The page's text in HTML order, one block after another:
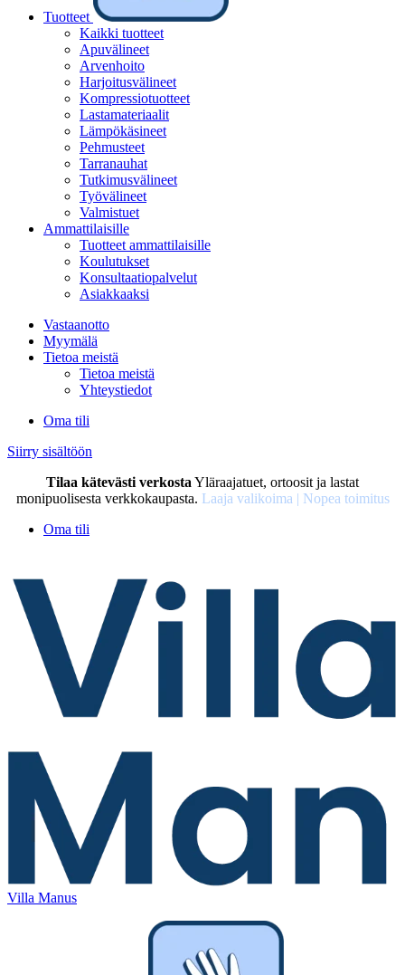
Tuotteet
Kaikki tuotteet
Apuvälineet
Arvenhoito
Harjoitusvälineet
Kompressiotuotteet
Lastamateriaalit
Lämpökäsineet
Pehmusteet
Tarranauhat
Tutkimusvälineet
Työvälineet
Valmistuet
Ammattilaisille
Tuotteet ammattilaisille
Koulutukset
Konsultaatiopalvelut
Asiakkaaksi
Vastaanotto
Myymälä
Tietoa meistä
Tietoa meistä
Yhteystiedot
Oma tili
Siirry sisältöön
Tilaa kätevästi verkosta Yläraajatuet, ortoosit ja lastat
monipuolisesta verkkokaupasta. Laaja valikoima | Nopea toimitus
Oma tili
Villa Manus